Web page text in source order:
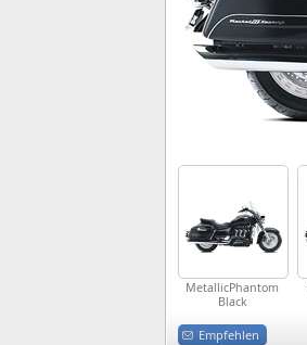
MetallicPhantom
Black
Empfehlen